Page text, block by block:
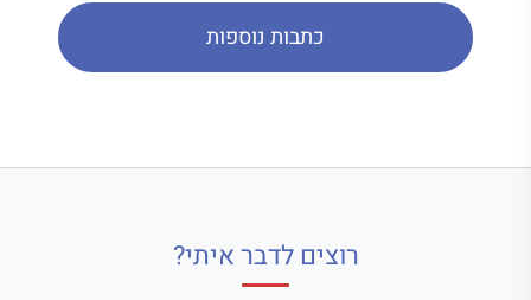
כתבות נוספות
רוצים לדבר איתי?